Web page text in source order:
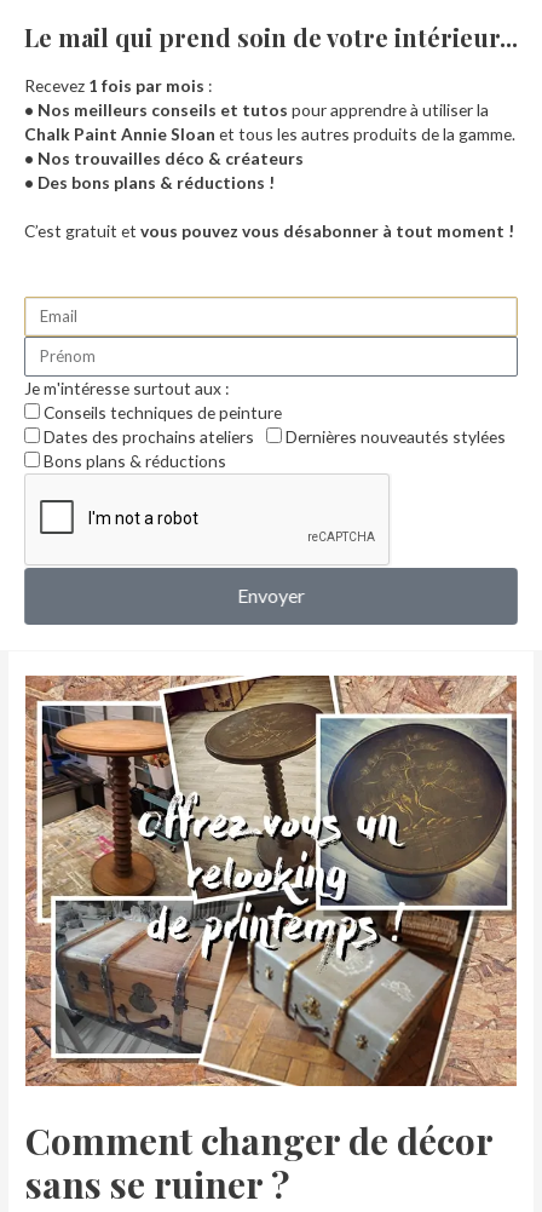
Accueil
MON COMPTE
Comment changer de décor
sans se ruiner ?
Le mail qui prend soin de votre intérieur...​
Recevez 1 fois par mois :
• Nos meilleurs conseils et tutos pour apprendre à utiliser la
Chalk Paint Annie Sloan et tous les autres produits de la gamme.
• Nos trouvailles déco & créateurs
• Des bons plans & réductions !
C’est gratuit et vous pouvez vous désabonner à tout moment !
Je m'intéresse surtout aux :
Conseils techniques de peinture
Dates des prochains ateliers
Dernières nouveautés stylées
Bons plans & réductions
Envoyer